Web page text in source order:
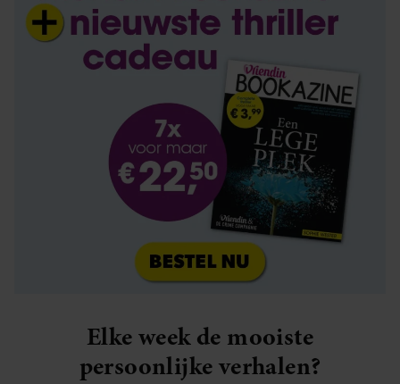
Elke week de mooiste
persoonlijke verhalen?